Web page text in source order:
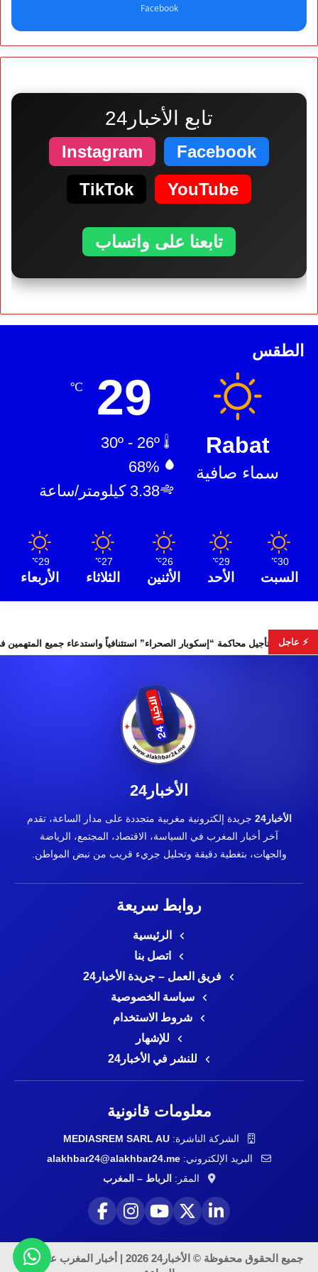
Facebook
تابع الأخبار24
Facebook
Instagram
YouTube
TikTok
تابعنا على واتساب
الطقس
Rabat
سماء صافية
29
℃
68%
3.38 كيلومتر/ساعة
30
℃
السبت
29
℃
الأحد
26
℃
الأثنين
27
℃
الثلاثاء
29
℃
الأربعاء
⚡ عاجل
التشريعية تأجيل محاكمة “إسكوبار الصحراء” استئنافياً
الأخبار24
الأخبار24
جريدة إلكترونية مغربية متجددة على مدار الساعة، تقدم
آخر أخبار المغرب في السياسة، الاقتصاد، المجتمع، الرياضة
والجهات، بتغطية دقيقة وتحليل جريء قريب من نبض المواطن.
روابط سريعة
الرئيسية
اتصل بنا
فريق العمل – جريدة الأخبار24
سياسة الخصوصية
شروط الاستخدام
للإشهار
للنشر في الأخبار24
معلومات قانونية
الشركة الناشرة:MEDIASREM SARL AU
البريد الإلكتروني: alakhbar24@alakhbar24.me
المقر:الرباط – المغرب
جميع الحقوق محفوظة © الأخبار24 2026 | أخبار المغرب على مدار